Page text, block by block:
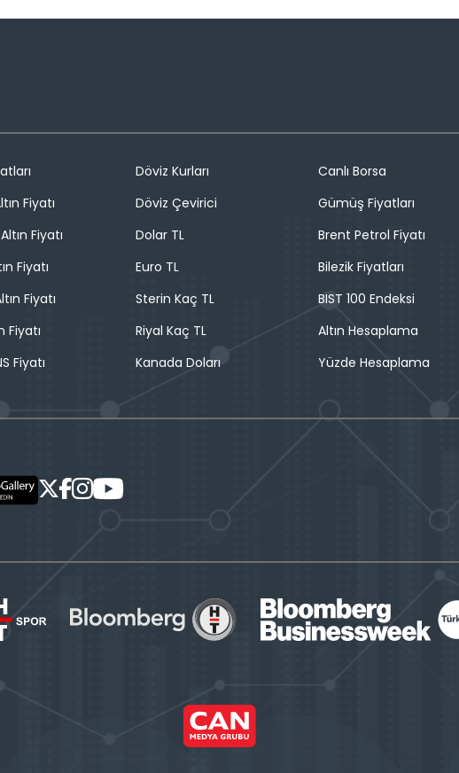
Fiyatı
Fiyatı
Fiyatı
Fiyatı
Fiyatı
Fiyatı
Döviz Kurları
Döviz Çevirici
Dolar TL
Euro TL
Sterin Kaç TL
Riyal Kaç TL
Kanada Doları
Canlı Borsa
Gümüş Fiyatları
Brent Petrol Fiyatı
Bilezik Fiyatları
BIST 100 Endeksi
Altın Hesaplama
Yüzde Hesaplama